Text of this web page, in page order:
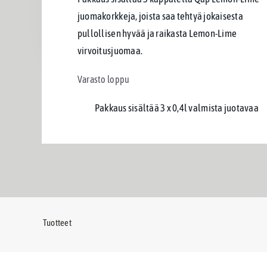
juomakorkkeja, joista saa tehtyä jokaisesta
pullollisen hyvää ja raikasta Lemon-Lime
virvoitusjuomaa.
Varasto loppu
Pakkaus sisältää 3 x 0,4l valmista juotavaa
Tuotteet